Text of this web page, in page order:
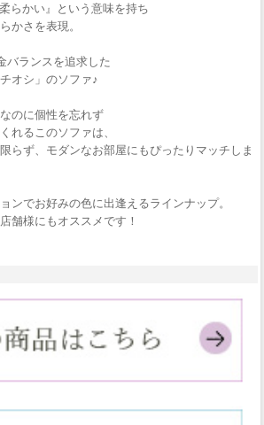
らかい』という意味を持ち
かさを表現。
バランスを追求した
オシ」のソファ♪
のに個性を忘れず
れるこのソファは、
らず、モダンなお部屋にもぴったりマッチしま
ンでお好みの色に出逢えるラインナップ。
舗様にもオススメです！